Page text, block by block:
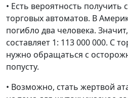
• Есть вероятность получить
торговых автоматов. В
погибло два человека.
составляет 1: 113 000 000. С
нужно обращаться с
попусту.
• Возможно, стать жертвой